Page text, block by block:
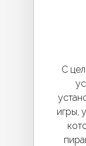
С
игры,